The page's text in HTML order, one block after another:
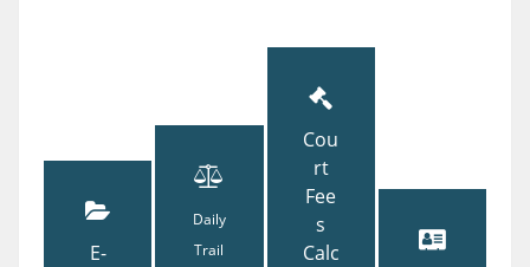
E-
Daily
Trail
Cou
rt
Fee
s
Calc